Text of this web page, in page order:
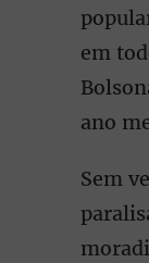
em
ano
Sem